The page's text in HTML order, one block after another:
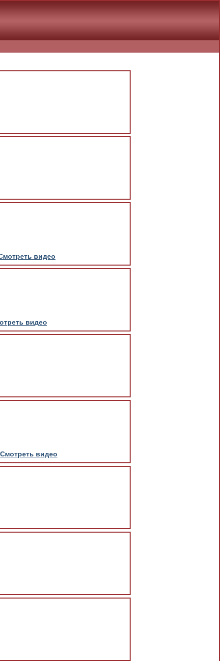
видео
видео
Смотреть видео